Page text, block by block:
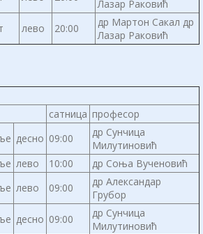
Лазар Раковић
лево 20:00
др Мартон Сакал др
Лазар Раковић
сатница професор
десно 09:00
др Сунчица
Милутиновић
лево 10:00
др Соња Вученовић
лево 09:00
др Александар
Грубор
десно 09:00
др Сунчица
Милутиновић